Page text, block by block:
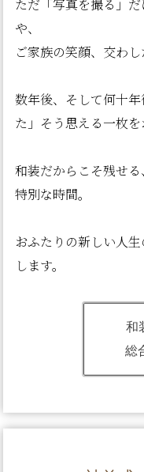
ただ「写真を撮る」
や、
ご家族の笑顔、交わ
数年後、そして何十
た」そう思える一枚を
和装だからこそ残せ
特別な時間。
おふたりの新しい人
します。
和
総